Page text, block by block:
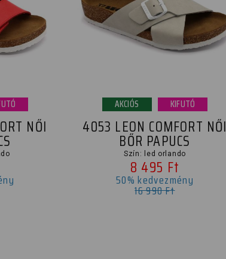
NŐI
AKCIÓS KIFUTÓ
4053 LEON COMFORT NŐI
BŐR PAPUCS
Szín: led orlando
8 495 Ft
50% kedvezmény
16 990 Ft